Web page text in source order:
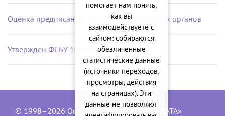
Оценка предписаний контрольно-надзорных органов
Утвержден ФСБУ 10/2026 «Расходы»
© 1998–2026 Официальный сайт ООО «ДАТА»
помогает нам понять,
как вы
взаимодействуете с
сайтом: собираются
обезличенные
статистические данные
(источники переходов,
просмотры, действия
на страницах). Эти
данные не позволяют